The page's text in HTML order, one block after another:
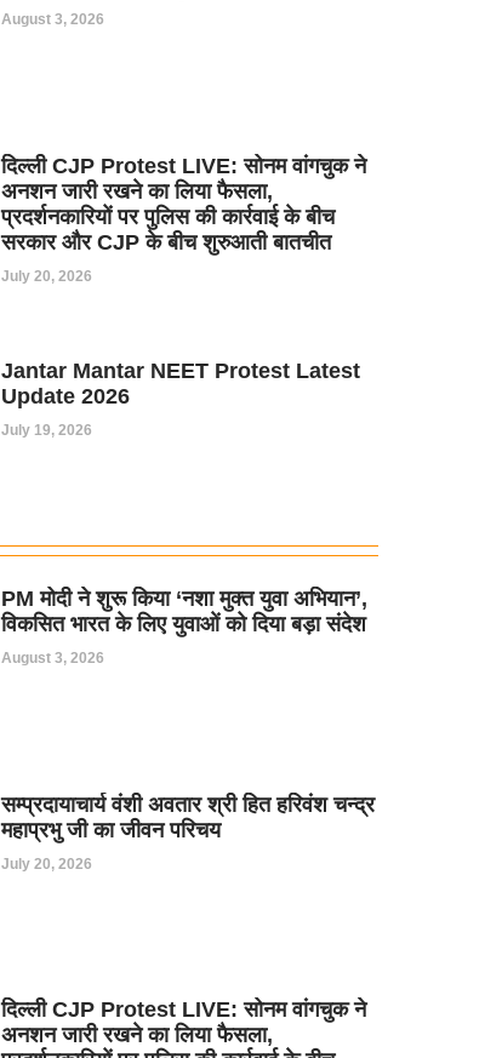
August 3, 2026
दिल्ली CJP Protest LIVE: सोनम वांगचुक ने
अनशन जारी रखने का लिया फैसला,
प्रदर्शनकारियों पर पुलिस की कार्रवाई के बीच
सरकार और CJP के बीच शुरुआती बातचीत
July 20, 2026
Jantar Mantar NEET Protest Latest
Update 2026
July 19, 2026
PM मोदी ने शुरू किया ‘नशा मुक्त युवा अभियान’,
विकसित भारत के लिए युवाओं को दिया बड़ा संदेश
August 3, 2026
सम्प्रदायाचार्य वंशी अवतार श्री हित हरिवंश चन्द्र
महाप्रभु जी का जीवन परिचय
July 20, 2026
दिल्ली CJP Protest LIVE: सोनम वांगचुक ने
अनशन जारी रखने का लिया फैसला,